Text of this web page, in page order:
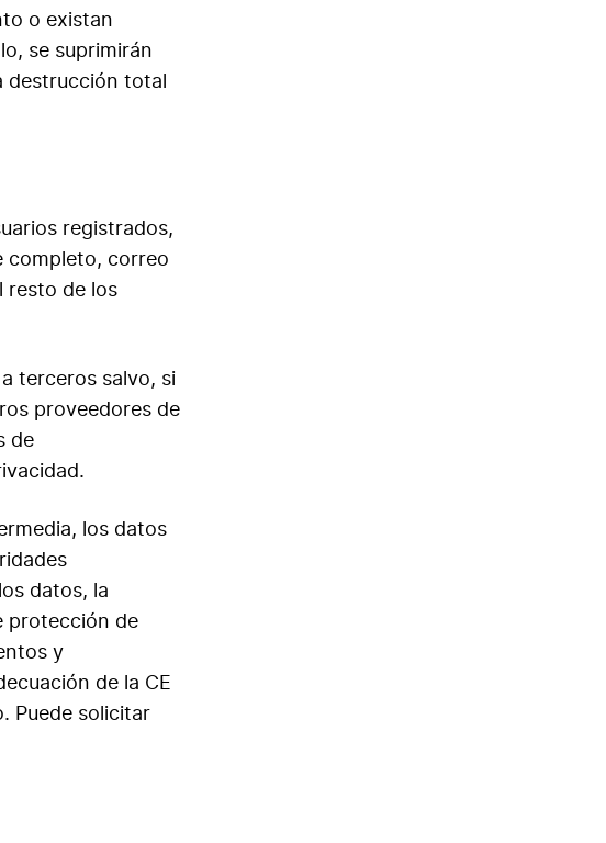
o existan
se suprimirán
destrucción total
registrados,
completo, correo
resto de los
terceros salvo, si
proveedores de
de
los datos
datos, la
protección de
y
de la CE
Puede solicitar